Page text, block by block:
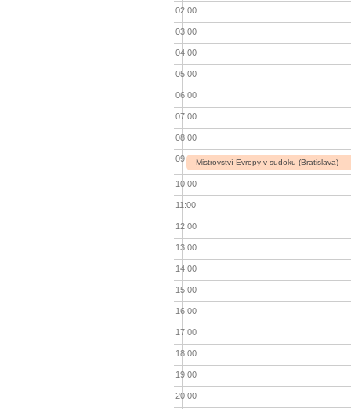
02:00
03:00
04:00
05:00
06:00
07:00
08:00
09:00Mistrovství Evropy v sudoku (Bratislava)
10:00
11:00
12:00
13:00
14:00
15:00
16:00
17:00
18:00
19:00
20:00